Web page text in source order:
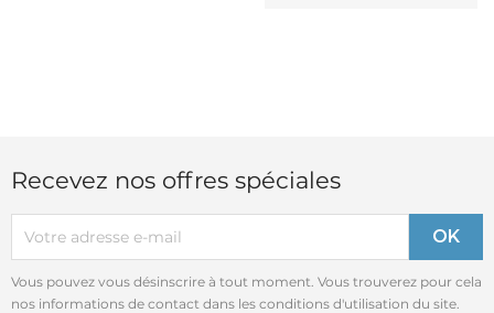
Recevez nos offres spéciales
Vous pouvez vous désinscrire à tout moment. Vous trouverez pour cela
nos informations de contact dans les conditions d'utilisation du site.